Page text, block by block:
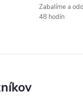
Zabalíme a
48 hodín